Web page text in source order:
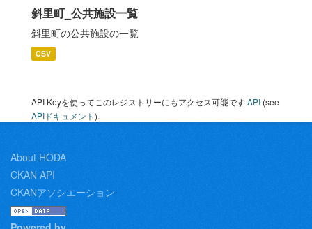
斜里町_公共施設一覧
斜里町の公共施設の一覧
CSV
API Keyを使ってこのレジストリーにもアクセス可能ですAPI (see
APIドキュメント).
About HODA
CKAN API
CKANアソシエーション